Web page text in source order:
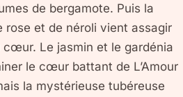
de bergamote. Puis la
rose et de néroli vient assagir
Le jasmin et le gardénia
le cœur battant de L’Amour
la mystérieuse tubéreuse